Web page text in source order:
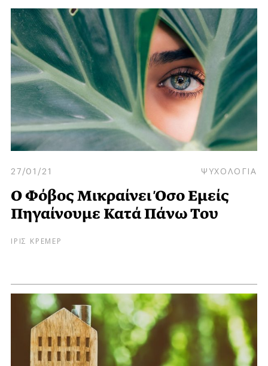
27/01/21 ΨΥΧΟΛΟΓΙΑ
Ο Φόβος Μικραίνει Όσο Εμείς
Πηγαίνουμε Κατά Πάνω Του
ΙΡΙΣ ΚΡΕΜΕΡ